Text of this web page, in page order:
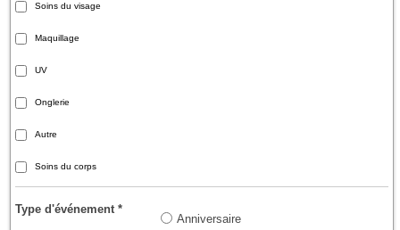
Soins du visage
Maquillage
UV
Onglerie
Autre
Soins du corps
Type d'événement*
Anniversaire